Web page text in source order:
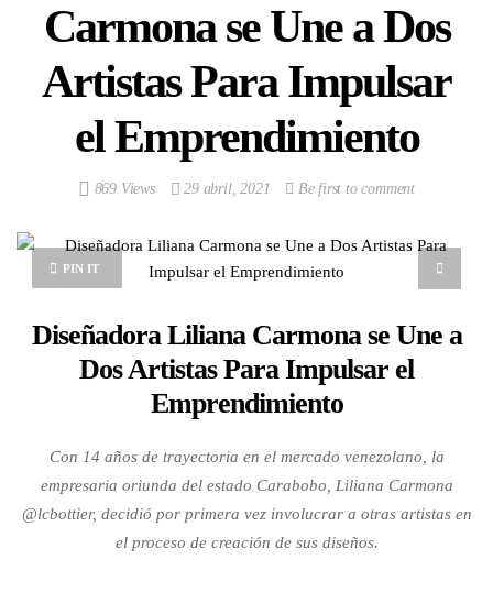
Carmona se Une a Dos
Artistas Para Impulsar
el Emprendimiento
869 Views 29 abril, 2021 Be first to comment
PIN IT
Diseñadora Liliana Carmona se Une a
Dos Artistas Para Impulsar el
Emprendimiento
Con 14 años de trayectoria en el mercado venezolano, la
empresaria oriunda del estado Carabobo, Liliana Carmona
@lcbottier, decidió por primera vez involucrar a otras artistas en
el proceso de creación de sus diseños.